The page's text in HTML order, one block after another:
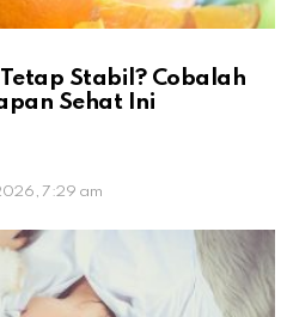
Stabil? Cobalah
Sehat Ini
7:29 am